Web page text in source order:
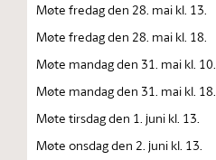
Møte fredag den 28. mai kl. 13.
Møte fredag den 28. mai kl. 18.
Møte mandag den 31. mai kl. 10.
Møte mandag den 31. mai kl. 18.
Møte tirsdag den 1. juni kl. 13.
Møte onsdag den 2. juni kl. 13.